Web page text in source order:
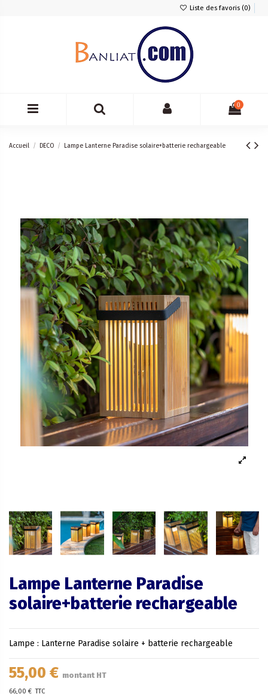
Liste des favoris (0)
0
Accueil DECO Lampe Lanterne Paradise solaire+batterie rechargeable
Lampe Lanterne Paradise
solaire+batterie rechargeable
Lampe : Lanterne Paradise solaire + batterie rechargeable
55,00 € montant HT
66,00 € TTC